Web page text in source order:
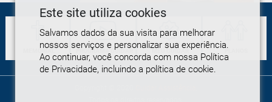
Este site utiliza cookies
Salvamos dados da sua visita para melhorar
nossos serviços e personalizar sua experiência.
Ao continuar, você concorda com nossa Política
de Privacidade, incluindo a política de cookie.
PROGRAMA CUIDAR